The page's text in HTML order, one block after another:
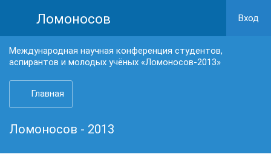
Ломоносов Вход
Международная научная конференция студентов,
аспирантов и молодых учёных «Ломоносов-2013»
Главная
Ломоносов - 2013